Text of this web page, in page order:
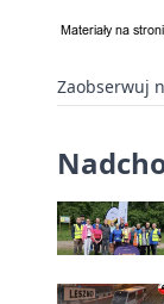
Zaobserwuj